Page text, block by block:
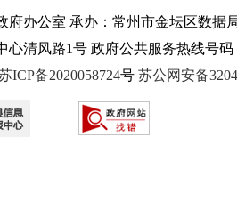
府办公室 承办：常州市金坛区数据
心清风路1号 政府公共服务热线号码
ICP备2020058724号 苏公网安备